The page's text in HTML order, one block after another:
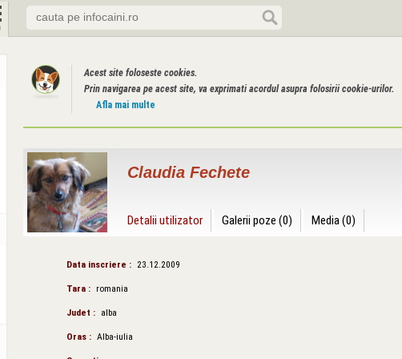
Acest site foloseste cookies.
Prin navigarea pe acest site, va exprimati acordul asupra folosirii cookie-urilor.
Afla mai multe
Claudia Fechete
Detalii utilizator Galerii poze (0) Media (0)
Data inscriere : 23.12.2009
Tara : romania
Judet : alba
Oras : Alba-iulia